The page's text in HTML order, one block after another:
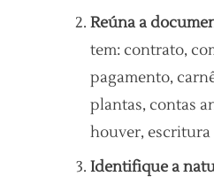
Reúna a
tem: contrato,
pagamento,
plantas, contas
houver,
Identifique a